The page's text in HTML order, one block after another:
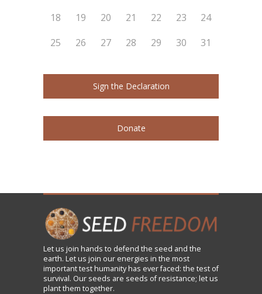
18
19 20 21 22 23
24
25
26 27 28 29 30 31
Sign the Declaration
Donate
Let us join hands to defend the seed and the
earth. Let us join our energies in the most
important test humanity has ever faced: the test of
survival. Our seeds are seeds of resistance; let us
plant them together.